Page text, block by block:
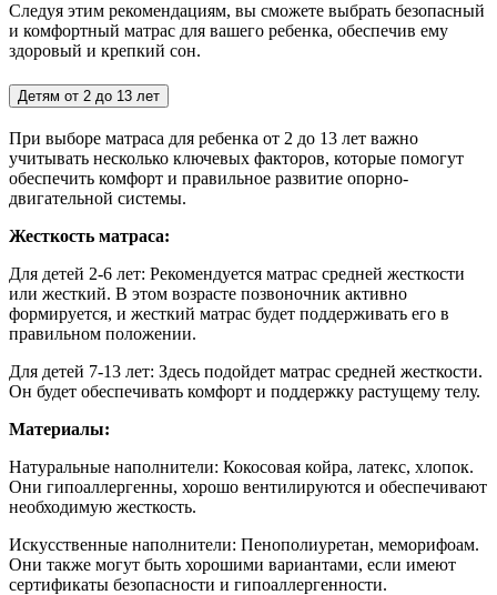
Следуя этим рекомендациям, вы сможете выбрать безопасный
и комфортный матрас для вашего ребенка, обеспечив ему
здоровый и крепкий сон.
Детям от 2 до 13 лет
При выборе матраса для ребенка от 2 до 13 лет важно
учитывать несколько ключевых факторов, которые помогут
обеспечить комфорт и правильное развитие опорно-
двигательной системы.
Жесткость матраса:
Для детей 2-6 лет: Рекомендуется матрас средней жесткости
или жесткий. В этом возрасте позвоночник активно
формируется, и жесткий матрас будет поддерживать его в
правильном положении.
Для детей 7-13 лет: Здесь подойдет матрас средней жесткости.
Он будет обеспечивать комфорт и поддержку растущему телу.
Материалы:
Натуральные наполнители: Кокосовая койра, латекс, хлопок.
Они гипоаллергенны, хорошо вентилируются и обеспечивают
необходимую жесткость.
Искусственные наполнители: Пенополиуретан, меморифоам.
Они также могут быть хорошими вариантами, если имеют
сертификаты безопасности и гипоаллергенности.